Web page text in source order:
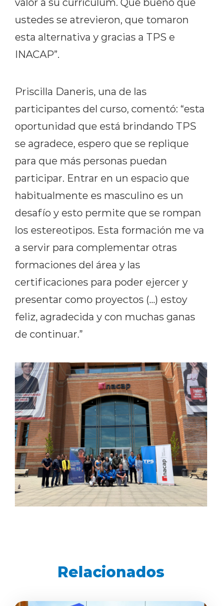
ustedes se atrevieron, que tomaron
esta alternativa y gracias a TPS e
INACAP”.
Priscilla Daneris, una de las
participantes del curso, comentó: “esta
oportunidad que está brindando TPS
se agradece, espero que se replique
para que más personas puedan
participar. Entrar en un espacio que
habitualmente es masculino es un
desafío y esto permite que se rompan
los estereotipos. Esta formación me va
a servir para complementar otras
formaciones del área y las
certificaciones para poder ejercer y
presentar como proyectos (…) estoy
feliz, agradecida y con muchas ganas
de continuar.”
Relacionados